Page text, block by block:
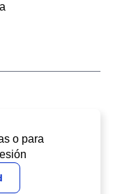
o para